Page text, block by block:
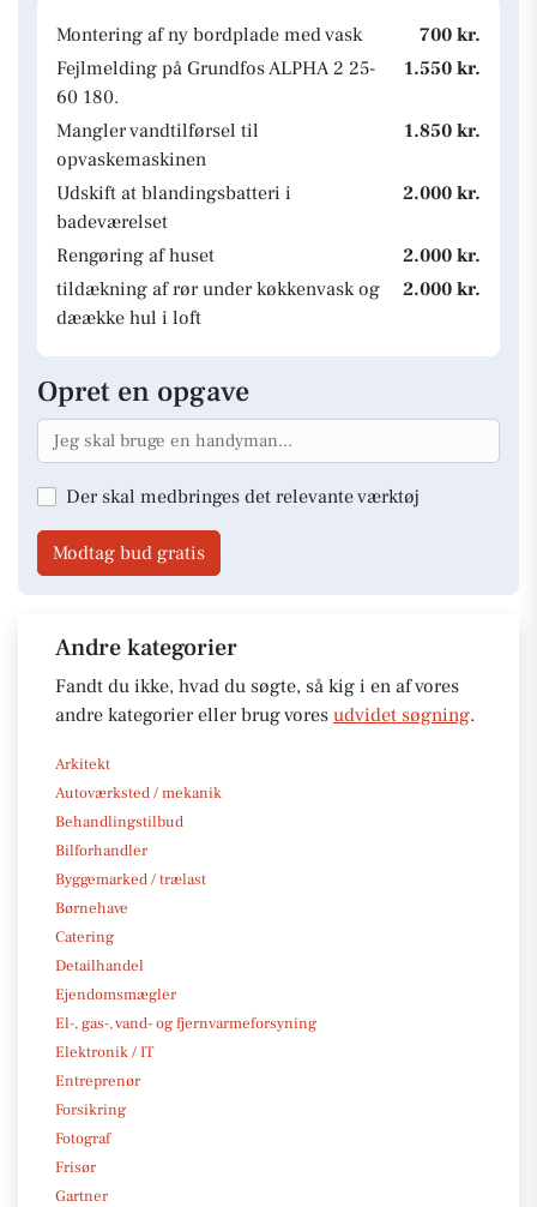
Montering af ny bordplade med vask
700 kr.
Fejlmelding på Grundfos ALPHA 2 25-
60 180.
1.550 kr.
Mangler vandtilførsel til
opvaskemaskinen
1.850 kr.
Udskift at blandingsbatteri i
badeværelset
2.000 kr.
Rengøring af huset
2.000 kr.
tildækning af rør under køkkenvask og
dæække hul i loft
2.000 kr.
Opret en opgave
Der skal medbringes det relevante værktøj
Modtag bud gratis
Andre kategorier
Fandt du ikke, hvad du søgte, så kig i en af vores
andre kategorier eller brug vores udvidet søgning.
Arkitekt
Autoværksted / mekanik
Behandlingstilbud
Bilforhandler
Byggemarked / trælast
Børnehave
Catering
Detailhandel
Ejendomsmægler
El-, gas-, vand- og fjernvarmeforsyning
Elektronik / IT
Entreprenør
Forsikring
Fotograf
Frisør
Gartner